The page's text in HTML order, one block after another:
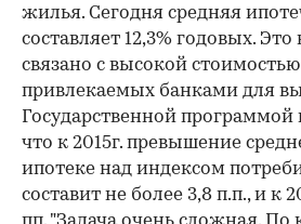
жилья. Сегодня средняя
составляет 12,3% годовых.
связано с высокой
привлекаемых банками для
Государственной программой
что к 2015г. превышение
ипотеке над индексом
составит не более 3,8 п.п., и к